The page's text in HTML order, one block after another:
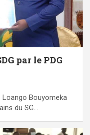
par le PDG
Loango Bouyomeka
du SG…